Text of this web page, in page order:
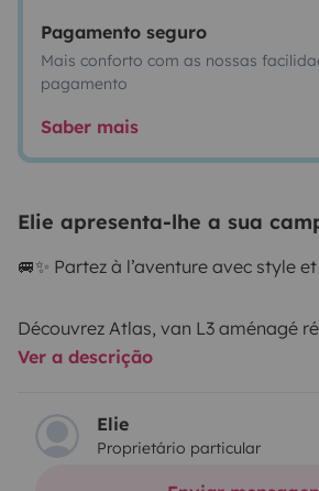
Pagamento seguro
Mais conforto com as nossas
pagamento
Saber mais
Elie apresenta-lhe a sua
🚐✨ Partez à l’aventure avec style
Découvrez Atlas, van L3 aménagé
équipé, parfait pour vos escapades
Compact et maniable, il se faufile
offre tout le confort d’une vraie
Ver a descrição
Elie
Proprietário particular